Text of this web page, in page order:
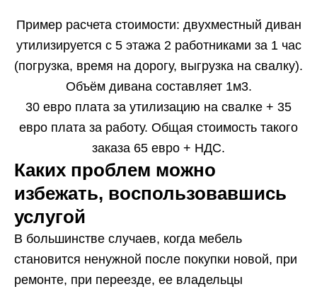
Пример расчета стоимости: двухместный диван
утилизируется с 5 этажа 2 работниками за 1 час
(погрузка, время на дорогу, выгрузка на свалку).
Объём дивана составляет 1м3.
30 евро плата за утилизацию на свалке + 35
евро плата за работу. Общая стоимость такого
заказа 65 евро + НДС.
Каких проблем можно
избежать, воспользовавшись
услугой
В большинстве случаев, когда мебель
становится ненужной после покупки новой, при
ремонте, при переезде, ее владельцы